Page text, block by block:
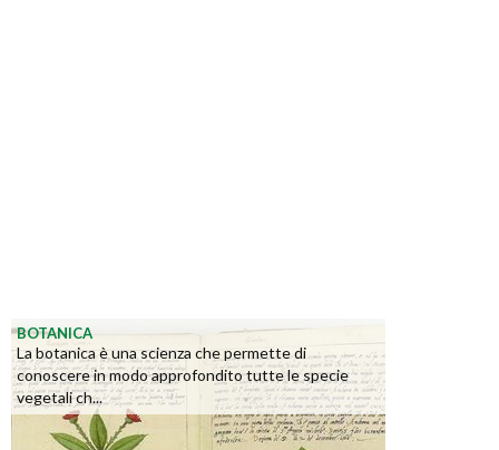
BOTANICA
La botanica è una scienza che permette di
conoscere in modo approfondito tutte le specie
vegetali ch...